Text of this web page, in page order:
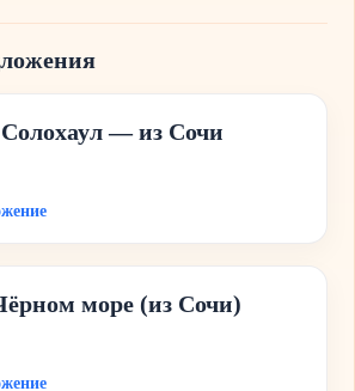
— из Сочи
море (из Сочи)